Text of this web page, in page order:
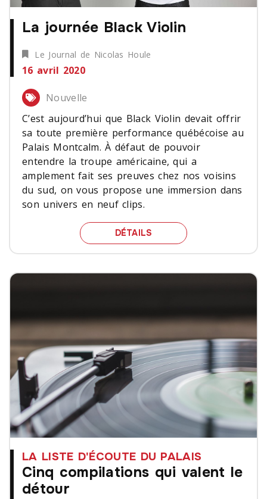
La journée Black Violin
Le Journal de Nicolas Houle
16 avril 2020
Nouvelle
C’est aujourd’hui que Black Violin devait offrir
sa toute première performance québécoise au
Palais Montcalm. À défaut de pouvoir
entendre la troupe américaine, qui a
amplement fait ses preuves chez nos voisins
du sud, on vous propose une immersion dans
son univers en neuf clips.
DÉTAILS LA JOURNÉE BLACK
LA LISTE D'ÉCOUTE DU PALAIS
Cinq compilations qui valent le
détour